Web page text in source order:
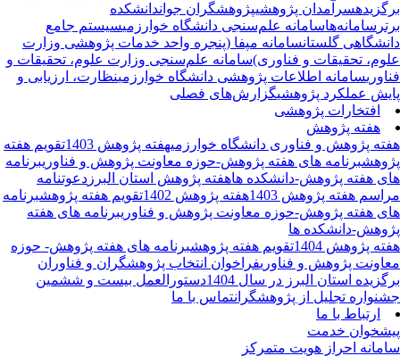
سرآمدان پژوهشیپژوهشگران جواندانشکده
سامانه‌هاسامانه علم‌سنجی دانشگاه خوارزمیسیستم جامع
گلستانسامانه مپفا (پنجره واحد خدمات پژوهشی وزارت
تحقیقات و فناوری)سامانه علم‌سنجی وزارت علوم، تحقیقات و
سامانه اطلاعات پژوهشی دانشگاه خوارزمینظارت، ارزیابی و
عملکرد پژوهشیگزارش‌های فصلی
افتخارات پژوهشی
هفته پژوهش
پژوهش و فناوری دانشگاه خوارزمیهفته پژوهش 1403
تقویم هفته
برنامه های هفته پژوهش-حوزه معاونت پژوهش و فناوریبرنامه
هفته پژوهش-دانشکده هاهفته پژوهش استان البرز دعوتنامه
هفته پژوهش 1403
هفته پژوهش 1402 تقویم هفته پژوهشبرنامه
هفته پژوهش-حوزه معاونت پژوهش و فناوریبرنامه های هفته
دانشکده ها
پژوهش 1404
تقویم هفته پژوهشبرنامه های هفته پژوهش- حوزه
پژوهش و فناوریفراخوان انتخاب پژوهشگران و فناوران
استان البرز در سال 1404
دستورالعمل بیست و ششمین
تجلیل از پژوهشگران تماس با ما
ارتباط با ما
خدمت
احراز هویت متمرکز